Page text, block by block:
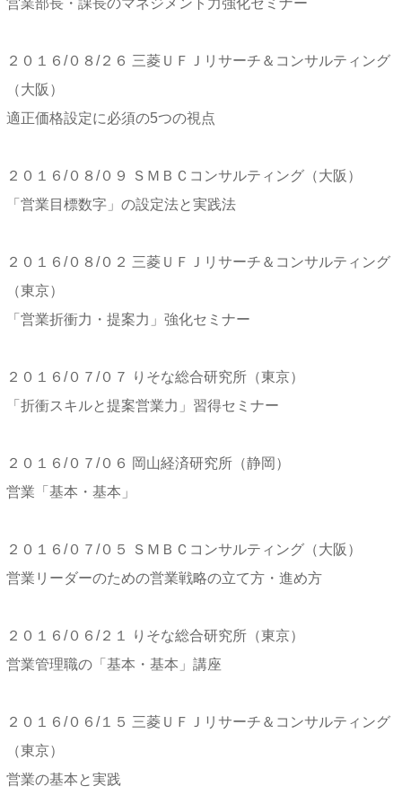
営業部長・課長のマネジメント力強化セミナー
２０１６/０８/２６ 三菱ＵＦＪリサーチ＆コンサルティング
（大阪）
適正価格設定に必須の5つの視点
２０１６/０８/０９ ＳＭＢＣコンサルティング（大阪）
「営業目標数字」の設定法と実践法
２０１６/０８/０２ 三菱ＵＦＪリサーチ＆コンサルティング
（東京）
「営業折衝力・提案力」強化セミナー
２０１６/０７/０７ りそな総合研究所（東京）
「折衝スキルと提案営業力」習得セミナー
２０１６/０７/０６ 岡山経済研究所（静岡）
営業「基本・基本」
２０１６/０７/０５ ＳＭＢＣコンサルティング（大阪）
営業リーダーのための営業戦略の立て方・進め方
２０１６/０６/２１ りそな総合研究所（東京）
営業管理職の「基本・基本」講座
２０１６/０６/１５ 三菱ＵＦＪリサーチ＆コンサルティング
（東京）
営業の基本と実践